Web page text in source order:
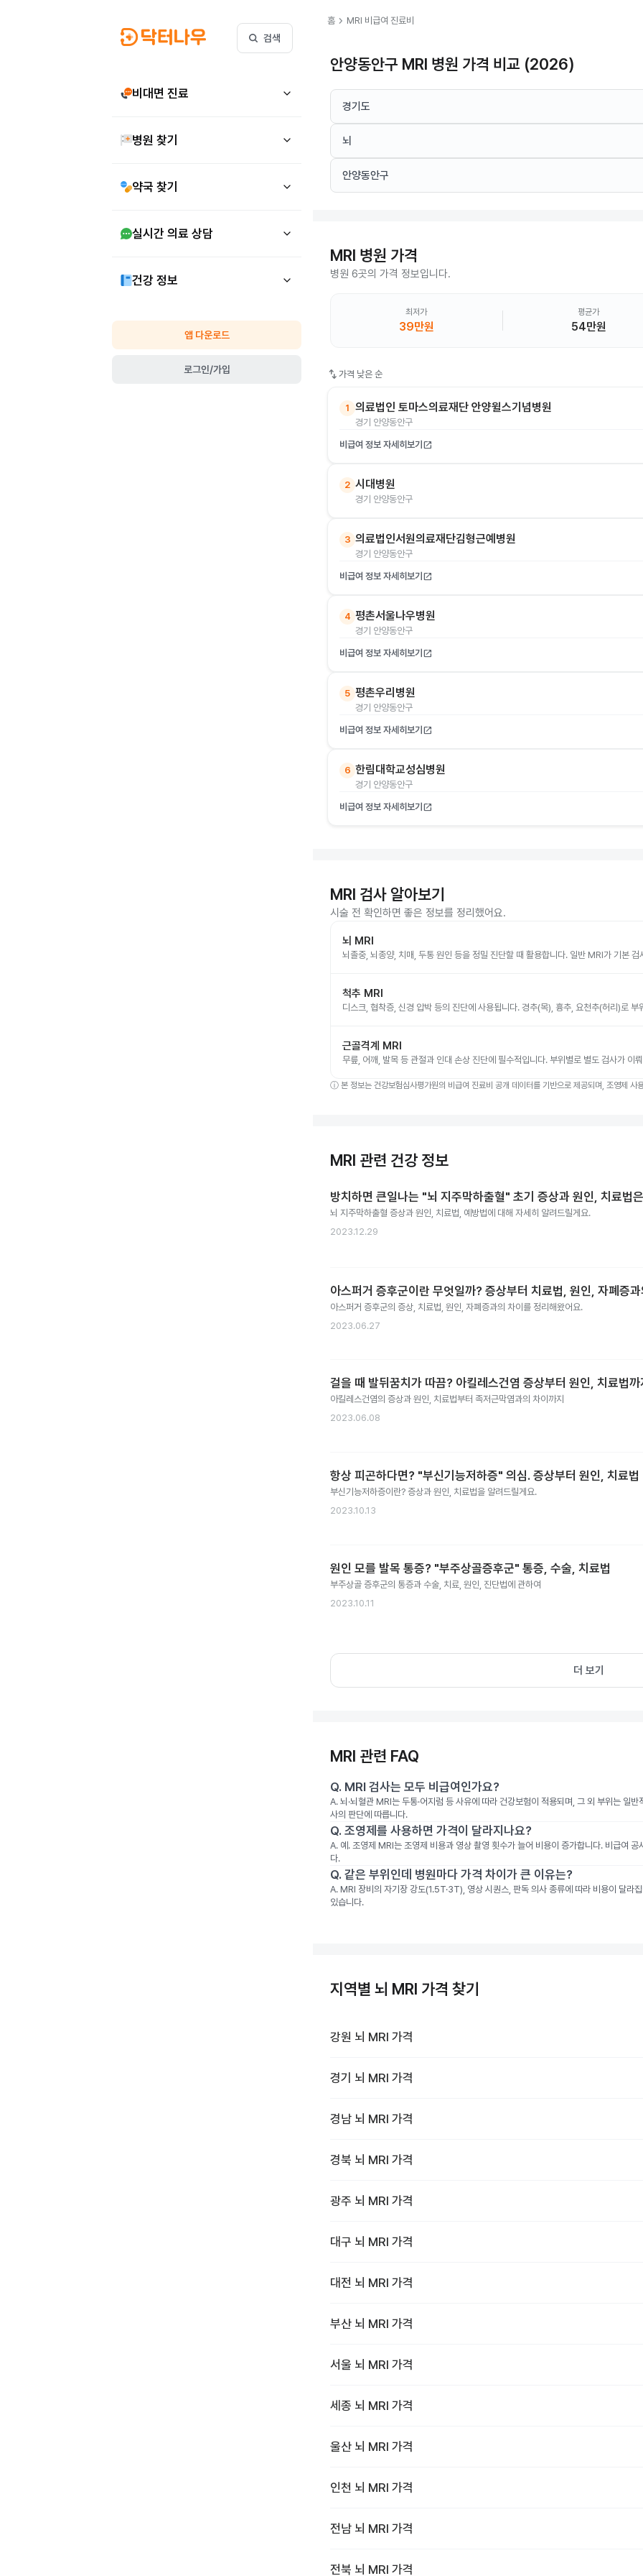
검색
비대면 진료
병원 찾기
약국 찾기
실시간 의료 상담
건강 정보
앱 다운로드
로그인/가입
홈 chevron_right MRI 비급여 진료비
안양동안구 MRI 병원 가격 비교 (2026)
경기도
뇌
안양동안구
MRI 병원 가격
병원 6곳의 가격 정보입니다.
최저가
39만원
평균가
54만원
swap_vert 가격 낮은 순
1 의료법인 토마스의료재단 안양윌스기념병원
경기 안양동안구
비급여 정보 자세히보기 open_in_new
2 시대병원
경기 안양동안구
3 의료법인서원의료재단김형근예병원
경기 안양동안구
비급여 정보 자세히보기 open_in_new
4 평촌서울나우병원
경기 안양동안구
비급여 정보 자세히보기 open_in_new
5 평촌우리병원
경기 안양동안구
비급여 정보 자세히보기 open_in_new
6 한림대학교성심병원
경기 안양동안구
비급여 정보 자세히보기 open_in_new
MRI 검사 알아보기
시술 전 확인하면 좋은 정보를 정리했어요.
뇌 MRI
뇌졸중, 뇌종양, 치매, 두통 원인 등을 정밀 진단할 때 활용합니다. 일반 MRI가 기본 검
척추 MRI
디스크, 협착증, 신경 압박 등의 진단에 사용됩니다. 경추(목), 흉추, 요천추(허리)로 부
근골격계 MRI
무릎, 어깨, 발목 등 관절과 인대 손상 진단에 필수적입니다. 부위별로 별도 검사가 이
ⓘ 본 정보는 건강보험심사평가원의 비급여 진료비 공개 데이터를 기반으로 제공되며, 조영제
MRI 관련 건강 정보
방치하면 큰일나는 "뇌 지주막하출혈" 초기 증상과 원인, 치료법
뇌 지주막하출혈 증상과 원인, 치료법, 예방법에 대해 자세히 알려드릴게요.
2023.12.29
아스퍼거 증후군이란 무엇일까? 증상부터 치료법, 원인, 자폐증과
아스퍼거 증후군의 증상, 치료법, 원인, 자폐증과의 차이를 정리해왔어요.
2023.06.27
걸을 때 발뒤꿈치가 따끔? 아킬레스건염 증상부터 원인, 치료법까
아킬레스건염의 증상과 원인, 치료법부터 족저근막염과의 차이까지
2023.06.08
항상 피곤하다면? "부신기능저하증" 의심. 증상부터 원인, 치료법
부신기능저하증이란? 증상과 원인, 치료법을 알려드릴게요.
2023.10.13
원인 모를 발목 통증? "부주상골증후군" 통증, 수술, 치료법
부주상골 증후군의 통증과 수술, 치료, 원인, 진단법에 관하여
2023.10.11
더 보기
MRI 관련 FAQ
Q. MRI 검사는 모두 비급여인가요?
A. 뇌·뇌혈관 MRI는 두통·어지럼 등 사유에 따라 건강보험이 적용되며, 그 외 부위는 일
사의 판단에 따릅니다.
Q. 조영제를 사용하면 가격이 달라지나요?
A. 예. 조영제 MRI는 조영제 비용과 영상 촬영 횟수가 늘어 비용이 증가합니다. 비급여
다.
Q. 같은 부위인데 병원마다 가격 차이가 큰 이유는?
A. MRI 장비의 자기장 강도(1.5T·3T), 영상 시퀀스, 판독 의사 종류에 따라 비용이 달라
있습니다.
지역별 뇌 MRI 가격 찾기
강원 뇌 MRI 가격
경기 뇌 MRI 가격
경남 뇌 MRI 가격
경북 뇌 MRI 가격
광주 뇌 MRI 가격
대구 뇌 MRI 가격
대전 뇌 MRI 가격
부산 뇌 MRI 가격
서울 뇌 MRI 가격
세종 뇌 MRI 가격
울산 뇌 MRI 가격
인천 뇌 MRI 가격
전남 뇌 MRI 가격
전북 뇌 MRI 가격